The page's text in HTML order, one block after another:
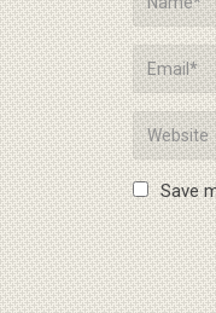
Save